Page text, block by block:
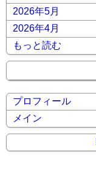
2026年5月
2026年4月
もっと読む
プロフィール
メイン